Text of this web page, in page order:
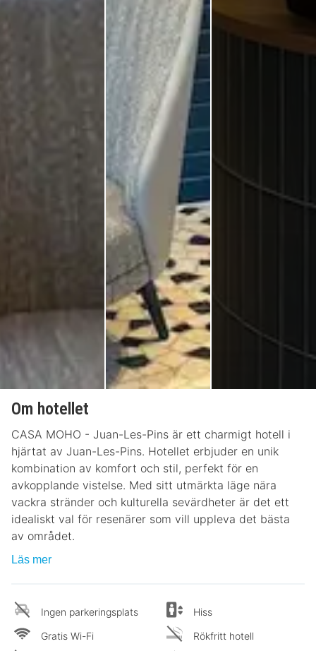
Om hotellet
CASA MOHO - Juan-Les-Pins är ett charmigt hotell i
hjärtat av Juan-Les-Pins. Hotellet erbjuder en unik
kombination av komfort och stil, perfekt för en
avkopplande vistelse. Med sitt utmärkta läge nära
vackra stränder och kulturella sevärdheter är det ett
idealiskt val för resenärer som vill uppleva det bästa
av området.
Läs mer
Ingen parkeringsplats
Gratis Wi-Fi
Hiss
Rökfritt hotell